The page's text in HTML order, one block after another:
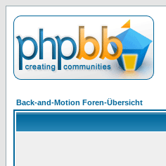
Back-and-Motion Foren-Übersicht